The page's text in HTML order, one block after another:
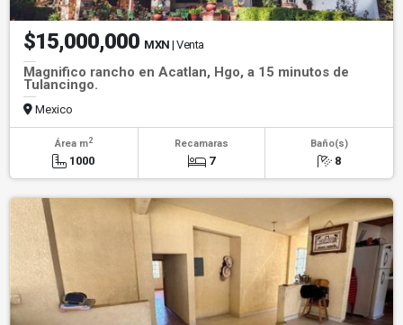
$15,000,000 MXN | Venta
Magnifico rancho en Acatlan, Hgo, a 15 minutos de
Tulancingo.
Mexico
Área m2
1000
Recamaras
7
Baño(s)
8